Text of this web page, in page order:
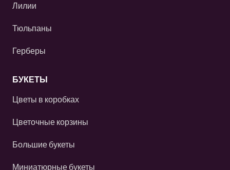
Лилии
Тюльпаны
Герберы
БУКЕТЫ
Цветы в коробках
Цветочные корзины
Большие букеты
Миниатюрные букеты